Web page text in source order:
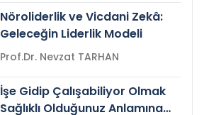
Nöroliderlik ve Vicdani Zekâ:
Geleceğin Liderlik Modeli
Prof.Dr. Nevzat TARHAN
İşe Gidip Çalışabiliyor Olmak
Sağlıklı Olduğunuz Anlamına